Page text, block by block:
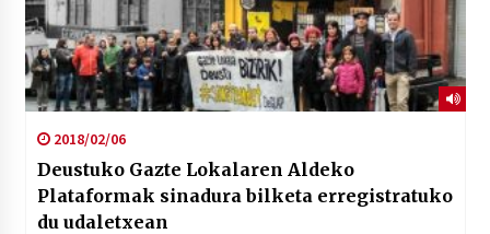
2018/02/06
Deustuko Gazte Lokalaren Aldeko
Plataformak sinadura bilketa erregistratuko
du udaletxean